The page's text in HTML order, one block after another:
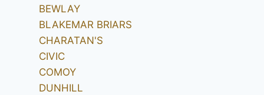
BEWLAY
BLAKEMAR BRIARS
CHARATAN'S
CIVIC
COMOY
DUNHILL